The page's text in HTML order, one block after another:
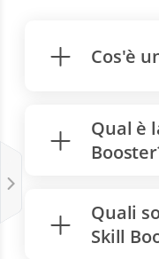
Cos'è
Qual è
Quali
Skill